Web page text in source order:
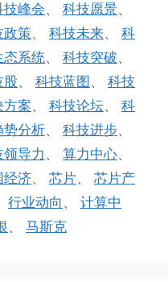
技峰会、 科技愿景、
政策、 科技未来、 科
态系统、 科技突破、
股、 科技蓝图 、 科技
方案、 科技论坛、 科
势分析、 科技进步、
领导力 、 算力中心、
经济、 芯片、 芯片产
行业动向 、 计算中
、 马斯克